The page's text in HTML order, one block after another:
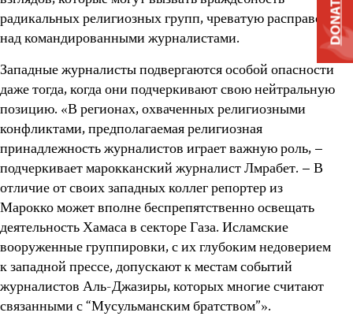
радикальных религиозных групп, чреватую расправой
над командированными журналистами.
Западные журналисты подвергаются особой опасности
даже тогда, когда они подчеркивают свою нейтральную
позицию. «В регионах, охваченных религиозными
конфликтами, предполагаемая религиозная
принадлежность журналистов играет важную роль, –
подчеркивает марокканский журналист Лмрабет. – В
отличие от своих западных коллег репортер из
Марокко может вполне беспрепятственно освещать
деятельность Хамаса в секторе Газа. Исламские
вооруженные группировки, с их глубоким недоверием
к западной прессе, допускают к местам событий
журналистов Аль-Джазиры, которых многие считают
связанными с “Мусульманским братством”».
DONATE